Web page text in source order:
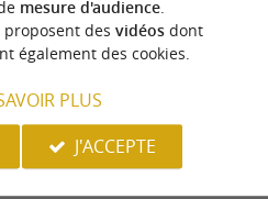
Laroin
mesure d'audience.
des vidéosdont
également des cookies.
PLUS
J'ACCEPTE